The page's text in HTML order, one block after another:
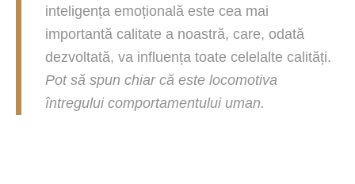
inteligența emoțională este cea mai
importantă calitate a noastră, care, odată
dezvoltată, va influența toate celelalte calități.
Pot să spun chiar că este locomotiva
întregului comportamentului uman.